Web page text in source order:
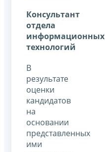
Консультант
отдела
информационных
технологий
В
результате
оценки
кандидатов
на
основании
представленных
ими